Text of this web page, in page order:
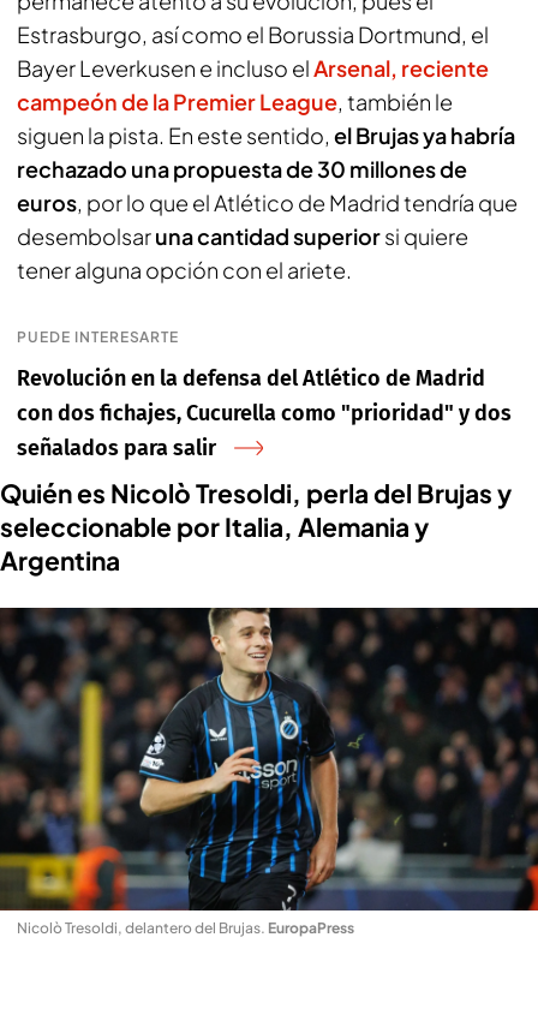
Estrasburgo, así como el Borussia Dortmund, el
Bayer Leverkusen e incluso elArsenal, reciente
campeón de la Premier League, también le
siguen la pista. En este sentido, el Brujas ya habría
rechazado una propuesta de 30 millones de
euros, por lo que el Atlético de Madrid tendría que
desembolsaruna cantidad superiorsi quiere
tener alguna opción con el ariete.
PUEDE INTERESARTE
Revolución en la defensa del Atlético de Madrid
con dos fichajes, Cucurella como "prioridad" y dos
señalados para salir
Quién es Nicolò Tresoldi, perla del Brujas y
seleccionable por Italia, Alemania y
Argentina
Nicolò Tresoldi, delantero del Brujas. EuropaPress